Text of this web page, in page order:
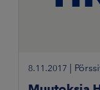
8.11.2017